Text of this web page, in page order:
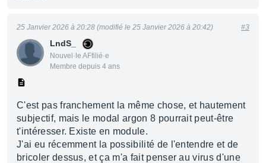
LndS_
Nouvel·le AFfilié·e
Membre depuis 4 ans
25 Janvier 2026 à 20:28 (modifié le 25 Janvier 2026 à 20:42) #3
C'est pas franchement la même chose, et hautement
subjectif, mais le modal argon 8 pourrait peut-être
t'intéresser. Existe en module.
J'ai eu récemment la possibilité de l'entendre et de
bricoler dessus, et ça m'a fait penser au virus d'une